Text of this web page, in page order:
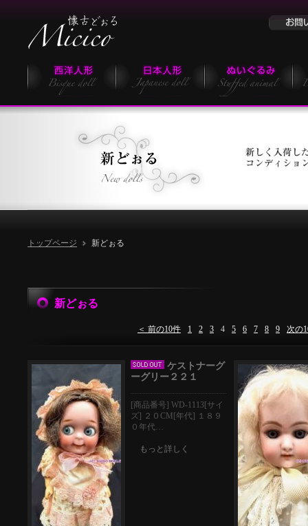
トップページ 新どぉる
新どぉる
＜ 前の10件 1 2 3 4 5 6 7 8 9 次の
ケストナーグ
ーグリー２２１
[商品番号] WD-1113[サイ
ズ] ２０CM[年代] １８９
０年代…
もっと詳しく